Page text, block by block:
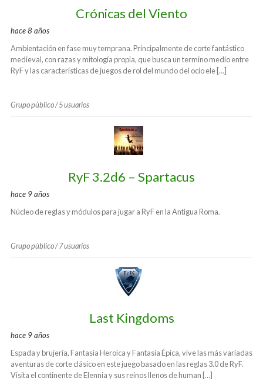
Crónicas del Viento
hace 8 años
Ambientación en fase muy temprana. Principalmente de corte fantástico
medieval, con razas y mitología propia, que busca un termino medio entre
RyF y las características de juegos de rol del mundo del ocio ele […]
Grupo público / 5 usuarios
RyF 3.2d6 – Spartacus
hace 9 años
Núcleo de reglas y módulos para jugar a RyF en la Antigua Roma.
Grupo público / 7 usuarios
Last Kingdoms
hace 9 años
Espada y brujería, Fantasía Heroica y Fantasía Épica, vive las más variadas
aventuras de corte clásico en este juego basado en las reglas 3.0 de RyF.
Visita el continente de Elennia y sus reinos llenos de human […]